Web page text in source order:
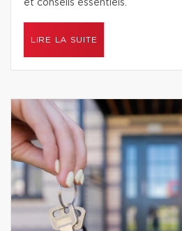
et conseils essentiels.
LIRE LA SUITE